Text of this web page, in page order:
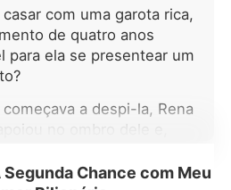
chocantes vieram à tona: ☽
noite não foi um acidente; ☽
"defeito" era, na verdade, um
raro; ☽ E agora todos os Alfas,
seu ex-marido, iam lutar
reivindicá-la. Pena que ela
cansada de ser controlada.
contra a parede. O calor dele
com uma garota rica,
de quatro anos
para ela se presentear um
a despi-la, Rena
no ombro dele e,
Segunda Chance com Meu